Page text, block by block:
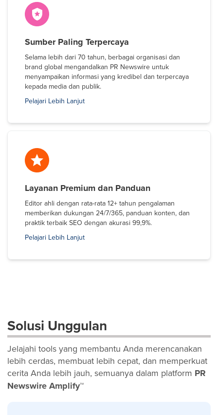
Sumber Paling Terpercaya
Selama lebih dari 70 tahun, berbagai organisasi dan
brand global mengandalkan PR Newswire untuk
menyampaikan informasi yang kredibel dan terpercaya
kepada media dan publik.
Pelajari Lebih Lanjut
Layanan Premium dan Panduan
Editor ahli dengan rata-rata 12+ tahun pengalaman
memberikan dukungan 24/7/365, panduan konten, dan
praktik terbaik SEO dengan akurasi 99,9%.
Pelajari Lebih Lanjut
Solusi Unggulan
Jelajahi tools yang membantu Anda merencanakan
lebih cerdas, membuat lebih cepat, dan memperkuat
cerita Anda lebih jauh, semuanya dalam platform PR
Newswire Amplify™